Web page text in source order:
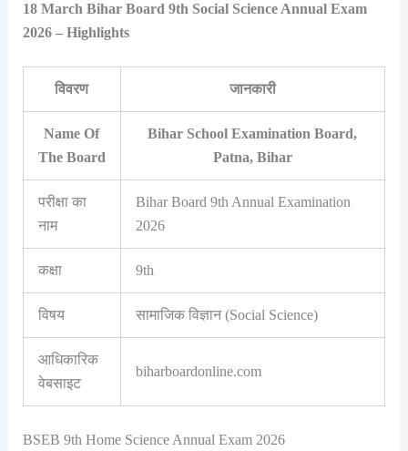
18 March Bihar Board 9th Social Science Annual Exam
2026 – Highlights
विवरण जानकारी
Name Of
The Board
Bihar School Examination Board,
Patna, Bihar
परीक्षा का
नाम
Bihar Board 9th Annual Examination
2026
कक्षा 9th
विषय सामाजिक विज्ञान (Social Science)
आधिकारिक
वेबसाइट
biharboardonline.com
BSEB 9th Home Science Annual Exam 2026